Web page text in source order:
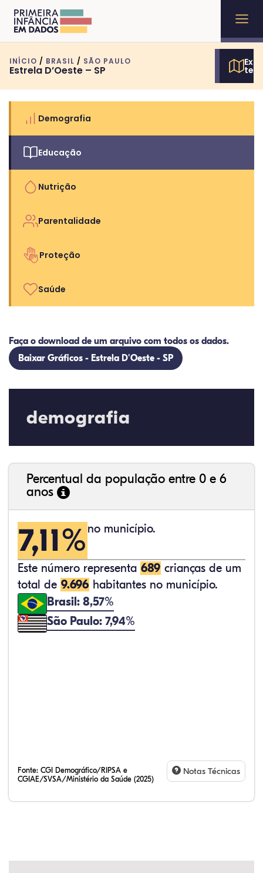
INÍCIO / BRASIL / SÃO PAULO
Estrela D’Oeste – SP
Demografia
Educação
Nutrição
Parentalidade
Proteção
Saúde
Faça o download de um arquivo com todos os dados.
Baixar Gráficos - Estrela D'Oeste - SP
demografia
Percentual da população entre 0 e 6
anos
7,11% no município.
Este número representa 689 crianças de um
total de 9.696 habitantes no município.
Brasil: 8,57%
São Paulo: 7,94%
Fonte: CGI Demográfico/RIPSA e
CGIAE/SVSA/Ministério da Saúde (2025)
Notas Técnicas